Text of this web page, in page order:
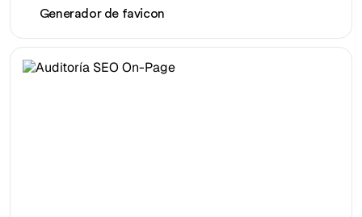
Generador de favicon